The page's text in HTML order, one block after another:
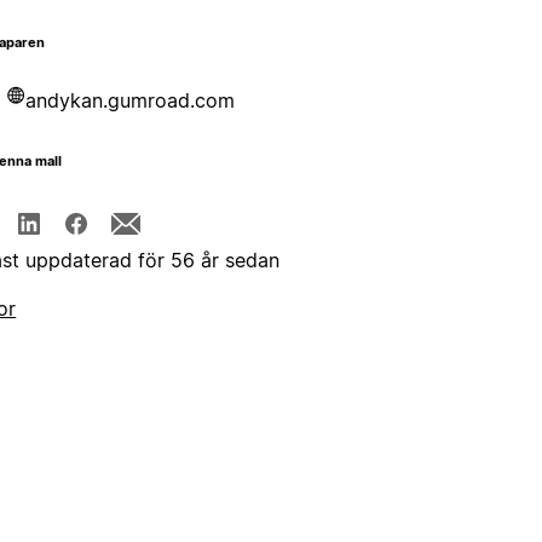
andykan.gumroad.com
mall
uppdaterad för 56 år sedan